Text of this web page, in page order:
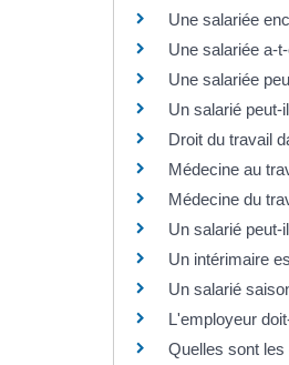
Une salariée
Une salariée a-
Une salariée
Un salarié peut-
Droit du travail
Médecine au
Médecine du
Un salarié
Un intérimaire
Un salarié
L'employeur
Quelles sont